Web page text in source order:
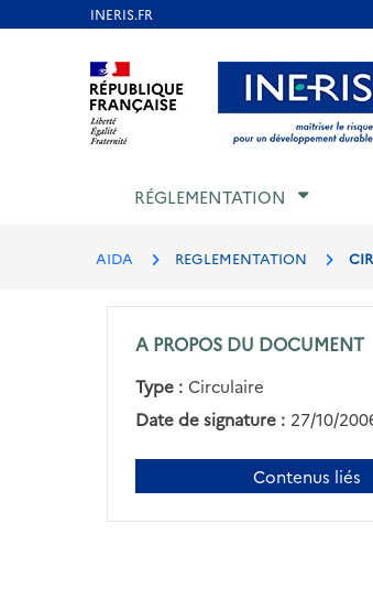
Aller au contenu Aller au menu
RÉGLEMENTATION
AIDA REGLEMENTATION
A PROPOS DU DOCUMENT
Type : Circulaire
Date de signature : 27/10/
Contenus liés